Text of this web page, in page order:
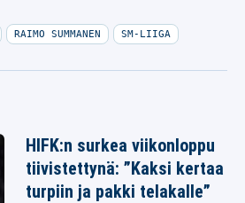
RAIMO SUMMANEN SM-LIIGA
HIFK:n surkea viikonloppu
tiivistettynä: ”Kaksi kertaa
turpiin ja pakki telakalle”